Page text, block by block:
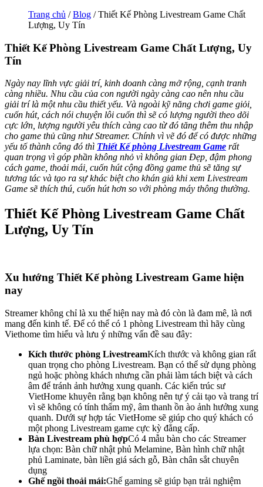
Trang chủ /Blog / Thiết Kế Phòng Livestream Game Chất
Lượng, Uy Tín
Thiết Kế Phòng Livestream Game Chất Lượng, Uy
Tín
Ngày nay lĩnh vực giải trí, kinh doanh càng mở rộng, cạnh tranh
càng nhiều. Nhu cầu của con người ngày càng cao nên nhu cầu
giải trí là một nhu cầu thiết yếu. Và ngoài kỹ năng chơi game giỏi,
cuốn hút, cách nói chuyện lôi cuốn thì sẽ có lượng người theo dõi
cực lớn, lượng người yêu thích càng cao từ đó tăng thêm thu nhập
cho game thủ cũng như Streamer. Chính vì vẽ đó để có được những
yếu tố thành công đó thì Thiết Kế phòng Livestream Game rất
quan trọng vì góp phần không nhỏ vì không gian Đẹp, đậm phong
cách game, thoải mái, cuốn hút cộng đồng game thủ sẽ tăng sự
tương tác và tạo ra sự khác biệt cho khán giả khi xem Livestream
Game sẽ thích thú, cuốn hút hơn so với phòng máy thông thường.
Thiết Kế Phòng Livestream Game Chất
Lượng, Uy Tín
Xu hướng Thiết Kế phòng Livestream Game hiện
nay
Streamer không chỉ là xu thế hiện nay mà đó còn là đam mê, là nơi
mang đến kinh tế. Để có thể có 1 phòng Livestream thì hãy cùng
Viethome tìm hiểu và lưu ý những vấn đề sau đây:
Kích thước phòng LivestreamKích thước và không gian rất
quan trọng cho phòng Livestream. Bạn có thể sử dụng phòng
ngủ hoặc phòng khách nhưng cần phải làm tách biệt và cách
âm để tránh ảnh hưởng xung quanh. Các kiến trúc sư
VietHome khuyên rằng bạn không nên tự ý cải tạo và trang trí
vì sẽ không có tính thẩm mỹ, âm thanh ồn ào ảnh hưởng xung
quanh. Dưới sự hợp tác VietHome sẽ giúp cho quý khách có
một phong Livestream game cực kỳ đẳng cấp.
Bàn Livestream phù hợpCó 4 mẫu bàn cho các Streamer
lựa chọn: Bàn chữ nhật phủ Melamine, Bàn hình chữ nhật
phủ Laminate, bàn liền giá sách gỗ, Bàn chân sắt chuyên
dụng
Ghế ngồi thoải mái:Ghế gaming sẽ giúp bạn trải nghiệm